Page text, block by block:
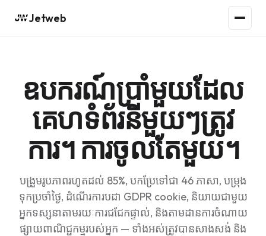
Jetweb
ឧបករណ៍ប្រាំមួយដែល
គេហទំព័រនីមួយៗត្រូវ
ការ។ ការចូលតែមួយ។
បង្រួមរូបភាពរហូតដល់ 85%, បកប្រែទៅជា 46 ភាសា, បម្រុង
ទុកប្រចាំថ្ងៃ, ដំណើរការបដា GDPR cookie, និយាយជាមួយ
អ្នកទស្សនាតាមរយៈការជជែកផ្ទាល់, និងតាមដានការចំណាយ
ផ្សាយពាណិជ្ជកម្មរបស់អ្នក — ទាំងអស់ត្រូវបានសាងសង់ និង